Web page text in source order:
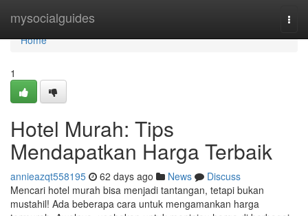
mysocialguides
Home
Home
1
Hotel Murah: Tips
Mendapatkan Harga Terbaik
annieazqt558195 62 days ago News
Discuss
Mencari hotel murah bisa menjadi tantangan, tetapi bukan
mustahil! Ada beberapa cara untuk mengamankan harga